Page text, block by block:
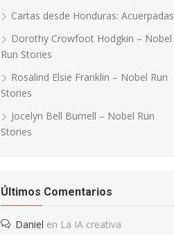
Cartas desde Honduras: Acuerpadas
Dorothy Crowfoot Hodgkin – Nobel
Run Stories
Rosalind Elsie Franklin – Nobel Run
Stories
Jocelyn Bell Burnell – Nobel Run
Stories
Últimos Comentarios
Daniel en La IA creativa